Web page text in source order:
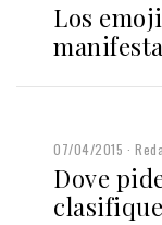
Los
07/04/2015
Dove